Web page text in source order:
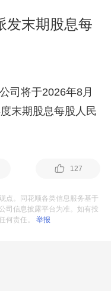
发末期股息每
司将于2026年8月
末期股息每股人民
127
点。同花顺各类信息服务基于
司信息披露平台为准。如有投
何责任。举报